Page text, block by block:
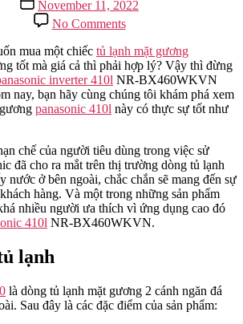
date
November 11, 2022
No Commentson
Khám
Phá
Tủ
Lạnh
Nhiều
Cửa
Của
mua một chiếc tủ lạnh mặt gương
tốt mà giá cả thì phải hợp lý? Vậy thì đừng
inverter 410l NR-BX460WKVN
nay, bạn hãy cùng chúng tôi khám phá xem
panasonic 410l này có thực sự tốt như
chế của người tiêu dùng trong việc sử
đã cho ra mắt trên thị trường dòng tủ lạnh
nước ở bên ngoài, chắc chắn sẽ mang đến sự
hàng. Và một trong những sản phẩm
nhiều người ưa thích vì ứng dụng cao đó
410l NR-BX460WKVN.
lạnh
là dòng tủ lạnh mặt gương 2 cánh ngăn đá
Sau đây là các đặc điểm của sản phẩm: